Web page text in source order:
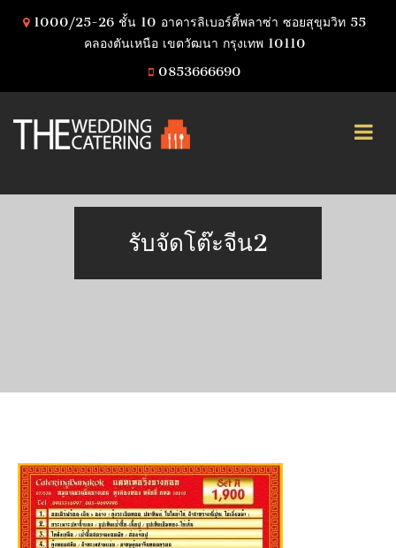
า BENZ
1000/25-26 ชั้น 10 อาคารลิเบอร์ตี้พลาซ่า ซอยสุขุมวิท 55
คลองตันเหนือ เขตวัฒนา กรุงเทพ 10110
0853666690
รับจัดโต๊ะจีน2